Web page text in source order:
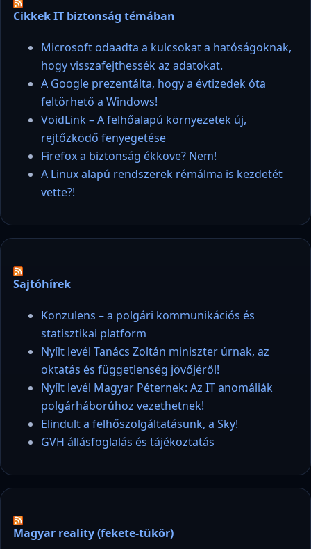
Cikkek IT biztonság témában
Microsoft odaadta a kulcsokat a hatóságoknak,
hogy visszafejthessék az adatokat.
A Google prezentálta, hogy a évtizedek óta
feltörhető a Windows!
VoidLink – A felhőalapú környezetek új,
rejtőzködő fenyegetése
Firefox a biztonság ékköve? Nem!
A Linux alapú rendszerek rémálma is kezdetét
vette?!
Sajtóhírek
Konzulens – a polgári kommunikációs és
statisztikai platform
Nyílt levél Tanács Zoltán miniszter úrnak, az
oktatás és függetlenség jövőjéről!
Nyílt levél Magyar Péternek: Az IT anomáliák
polgárháborúhoz vezethetnek!
Elindult a felhőszolgáltatásunk, a Sky!
GVH állásfoglalás és tájékoztatás
Magyar reality (fekete-tükör)